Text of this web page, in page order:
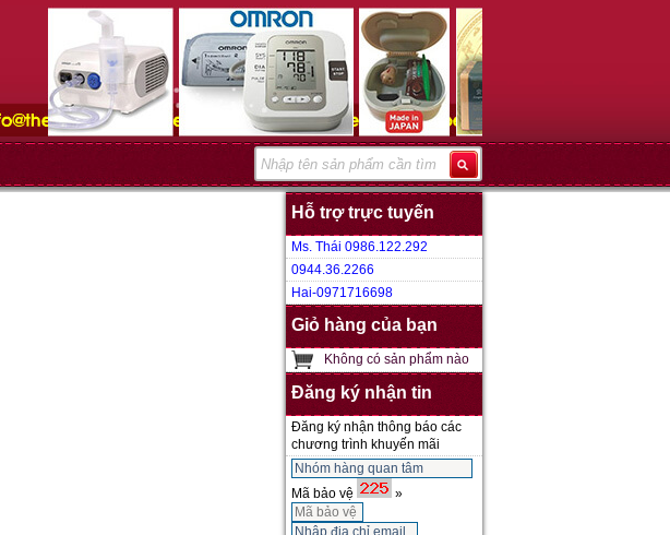
Hỗ trợ trực tuyến
Ms. Thái 0986.122.292
0944.36.2266
Hai-0971716698
Giỏ hàng của bạn
Không có sản phẩm nào
Đăng ký nhận tin
Đăng ký nhận thông báo các
chương trình khuyến mãi
Mã bảo vệ »